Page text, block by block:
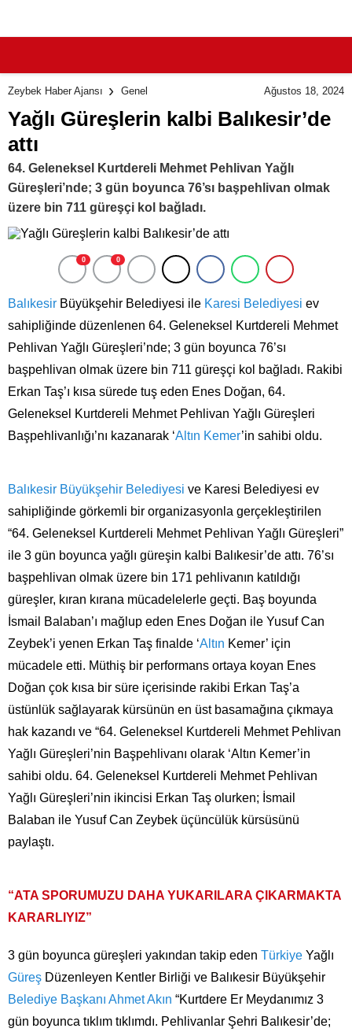
Zeybek Haber Ajansı Genel Ağustos 18, 2024
Yağlı Güreşlerin kalbi Balıkesir’de
attı
64. Geleneksel Kurtdereli Mehmet Pehlivan Yağlı
Güreşleri’nde; 3 gün boyunca 76’sı başpehlivan olmak
üzere bin 711 güreşçi kol bağladı.
0 0
Balıkesir Büyükşehir Belediyesi ile Karesi Belediyesi ev
sahipliğinde düzenlenen 64. Geleneksel Kurtdereli Mehmet
Pehlivan Yağlı Güreşleri’nde; 3 gün boyunca 76’sı
başpehlivan olmak üzere bin 711 güreşçi kol bağladı. Rakibi
Erkan Taş’ı kısa sürede tuş eden Enes Doğan, 64.
Geleneksel Kurtdereli Mehmet Pehlivan Yağlı Güreşleri
Başpehlivanlığı’nı kazanarak ‘Altın Kemer’in sahibi oldu.
Balıkesir Büyükşehir Belediyesi ve Karesi Belediyesi ev
sahipliğinde görkemli bir organizasyonla gerçekleştirilen
“64. Geleneksel Kurtdereli Mehmet Pehlivan Yağlı Güreşleri”
ile 3 gün boyunca yağlı güreşin kalbi Balıkesir’de attı. 76’sı
başpehlivan olmak üzere bin 171 pehlivanın katıldığı
güreşler, kıran kırana mücadelelerle geçti. Baş boyunda
İsmail Balaban’ı mağlup eden Enes Doğan ile Yusuf Can
Zeybek’i yenen Erkan Taş finalde ‘Altın Kemer’ için
mücadele etti. Müthiş bir performans ortaya koyan Enes
Doğan çok kısa bir süre içerisinde rakibi Erkan Taş’a
üstünlük sağlayarak kürsünün en üst basamağına çıkmaya
hak kazandı ve “64. Geleneksel Kurtdereli Mehmet Pehlivan
Yağlı Güreşleri’nin Başpehlivanı olarak ‘Altın Kemer’in
sahibi oldu. 64. Geleneksel Kurtdereli Mehmet Pehlivan
Yağlı Güreşleri’nin ikincisi Erkan Taş olurken; İsmail
Balaban ile Yusuf Can Zeybek üçüncülük kürsüsünü
paylaştı.
“ATA SPORUMUZU DAHA YUKARILARA ÇIKARMAKTA
KARARLIYIZ”
3 gün boyunca güreşleri yakından takip eden Türkiye Yağlı
Güreş Düzenleyen Kentler Birliği ve Balıkesir Büyükşehir
Belediye Başkanı Ahmet Akın “Kurtdere Er Meydanımız 3
gün boyunca tıklım tıklımdı. Pehlivanlar Şehri Balıkesir’de;